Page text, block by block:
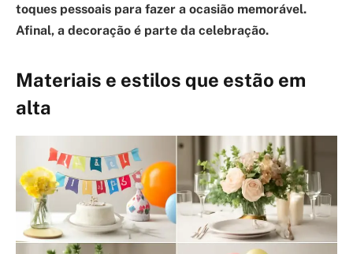
toques pessoais para fazer a ocasião memorável.
Afinal, a decoração é parte da celebração.
Materiais e estilos que estão em
alta